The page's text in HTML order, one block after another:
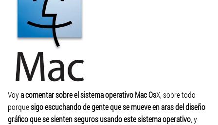
Voya comentar sobre el sistema operativo Mac OsX, sobre todo
porquesigo escuchando de gente que se mueve en aras del diseño
gráfico que se sienten seguros usando este sistema operativo, y